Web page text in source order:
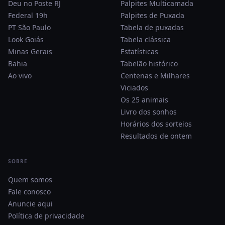
Deu no Poste RJ
Federal 19h
PT São Paulo
Look Goiás
Minas Gerais
Bahia
Ao vivo
Palpites Multicamada
Palpites de Puxada
Tabela de puxadas
Tabela clássica
Estatísticas
Tabelão histórico
Centenas e Milhares
Viciados
Os 25 animais
Livro dos sonhos
Horários dos sorteios
Resultados de ontem
SOBRE
Quem somos
Fale conosco
Anuncie aqui
Política de privacidade